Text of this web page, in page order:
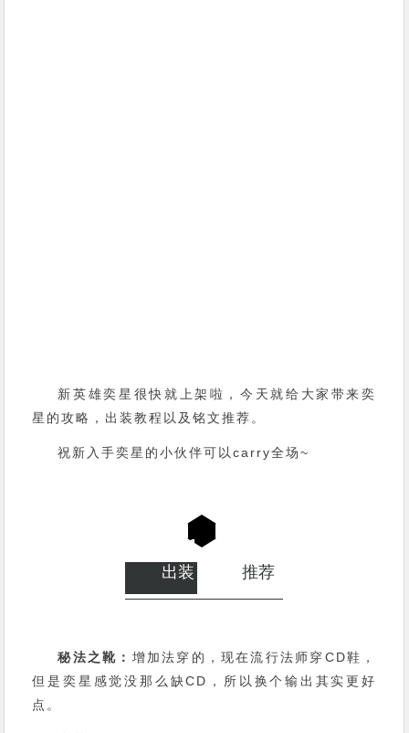
新英雄奕星很快就上架啦，今天就给大家带来奕
星的攻略，出装教程以及铭文推荐。
祝新入手奕星的小伙伴可以carry全场~
1
出装 推荐
秘法之靴： 增加法穿的，现在流行法师穿CD鞋，
但是奕星感觉没那么缺CD，所以换个输出其实更好
点。